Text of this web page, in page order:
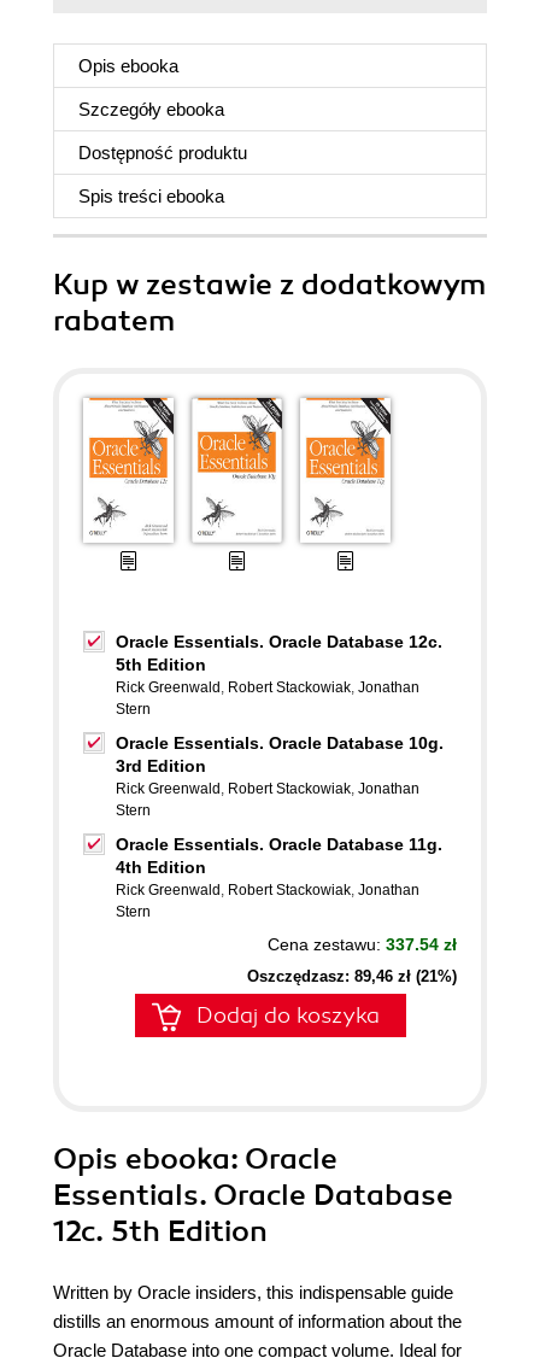
Opis ebooka
Szczegóły ebooka
Dostępność produktu
Spis treści ebooka
Kup w zestawie z dodatkowym
rabatem
Oracle Essentials. Oracle Database 12c.
5th Edition
Rick Greenwald , Robert Stackowiak, Jonathan
Stern
Oracle Essentials. Oracle Database 10g.
3rd Edition
Rick Greenwald , Robert Stackowiak, Jonathan
Stern
Oracle Essentials. Oracle Database 11g.
4th Edition
Rick Greenwald , Robert Stackowiak, Jonathan
Stern
Cena zestawu: 337.54 zł
Oszczędzasz: 89,46 zł (21%)
Dodaj do koszyka
Opis ebooka: Oracle
Essentials. Oracle Database
12c. 5th Edition
Written by Oracle insiders, this indispensable guide
distills an enormous amount of information about the
Oracle Database into one compact volume. Ideal for